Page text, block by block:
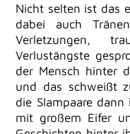
Nicht selten ist das
dabei auch
Verletzungen,
Verlustängste
der Mensch hinter
und das schweißt
die Slampaare
mit großem Eifer